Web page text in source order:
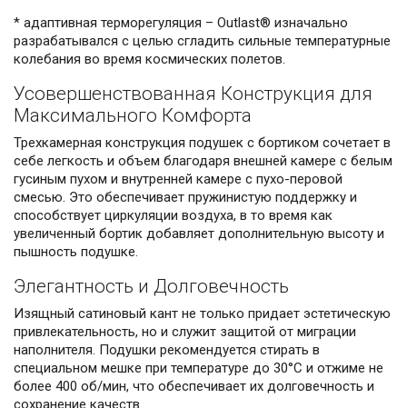
* адаптивная терморегуляция – Outlast®️ изначально
разрабатывался с целью сгладить сильные температурные
колебания во время космических полетов.
Усовершенствованная Конструкция для
Максимального Комфорта
Трехкамерная конструкция подушек с бортиком сочетает в
себе легкость и объем благодаря внешней камере с белым
гусиным пухом и внутренней камере с пухо-перовой
смесью. Это обеспечивает пружинистую поддержку и
способствует циркуляции воздуха, в то время как
увеличенный бортик добавляет дополнительную высоту и
пышность подушке.
Элегантность и Долговечность
Изящный сатиновый кант не только придает эстетическую
привлекательность, но и служит защитой от миграции
наполнителя. Подушки рекомендуется стирать в
специальном мешке при температуре до 30°С и отжиме не
более 400 об/мин, что обеспечивает их долговечность и
сохранение качеств.